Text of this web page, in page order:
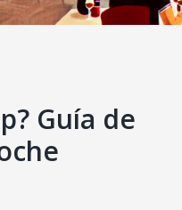
Guía de